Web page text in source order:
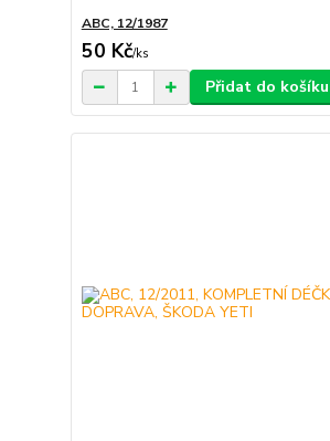
ABC, 12/1987
50 Kč/ks
Přidat do košíku